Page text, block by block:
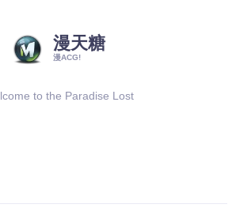
漫天糖
漫ACG!
to the Paradise Lost